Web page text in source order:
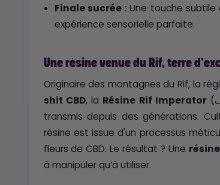
Finale sucrée : Une touche subtile
expérience sensorielle parfaite.
Une résine venue du Rif, terre
Originaire des montagnes du Rif, la
shit CBD, la Résine Rif Imperator(إمبراطور الريف) bénéficie d’un savoir-faire artisanal
transmis depuis des générations.
résine est issue d'un processus
fleurs de CBD. Le résultat ? Une
à manipuler qu’à utiliser.